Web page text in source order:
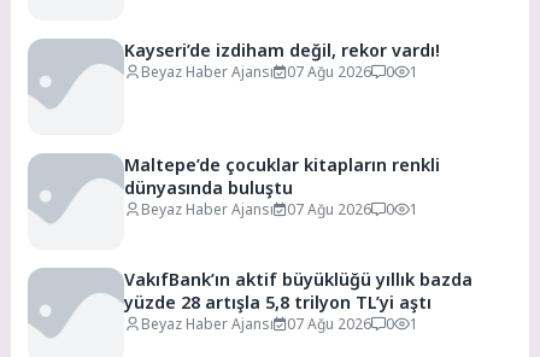
Kayseri’de izdiham değil, rekor vardı!
Beyaz Haber Ajansı 07 Ağu 2026 0 1
Maltepe’de çocuklar kitapların renkli
dünyasında buluştu
Beyaz Haber Ajansı 07 Ağu 2026 0 1
VakıfBank’ın aktif büyüklüğü yıllık bazda
yüzde 28 artışla 5,8 trilyon TL’yi aştı
Beyaz Haber Ajansı 07 Ağu 2026 0 1